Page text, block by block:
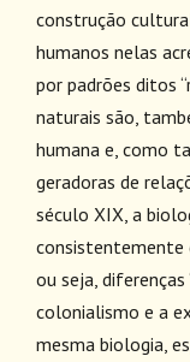
construção
humanos nelas
por padrões ditos
naturais são,
humana e, como
geradoras de
século XIX, a
consistentemente
ou seja, diferenças
colonialismo e a
mesma biologia,